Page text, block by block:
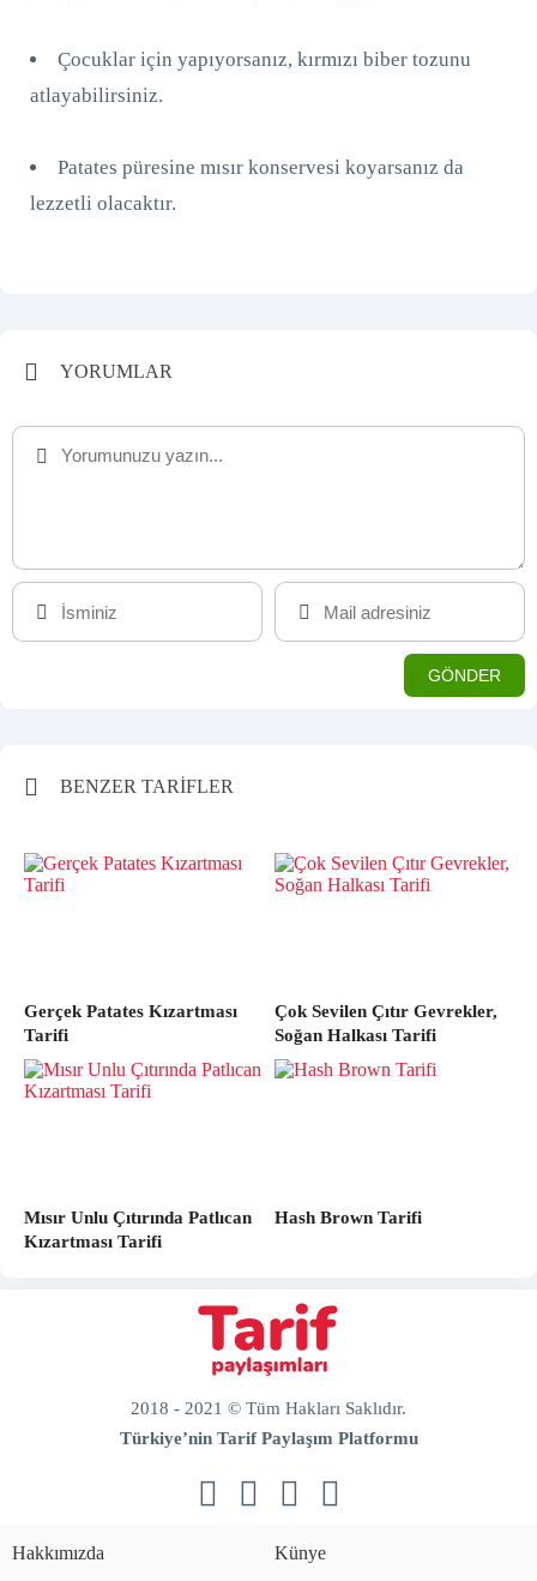
Çocuklar için yapıyorsanız, kırmızı biber tozunu
atlayabilirsiniz.
Patates püresine mısır konservesi koyarsanız da
lezzetli olacaktır.
YORUMLAR
BENZER TARİFLER
Gerçek Patates Kızartması
Tarifi
Çok Sevilen Çıtır Gevrekler,
Soğan Halkası Tarifi
Mısır Unlu Çıtırında Patlıcan
Kızartması Tarifi
Hash Brown Tarifi
2018 - 2021 © Tüm Hakları Saklıdır.
Türkiye’nin Tarif Paylaşım Platformu
sabitleme
Hakkımızda Künye